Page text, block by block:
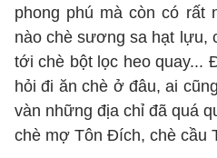
phong phú mà còn có rất
nào chè sương sa hạt lựu,
tới chè bột lọc heo quay...
hỏi đi ăn chè ở đâu, ai
vàn những địa chỉ đã quá
chè mợ Tôn Đích, chè cầu